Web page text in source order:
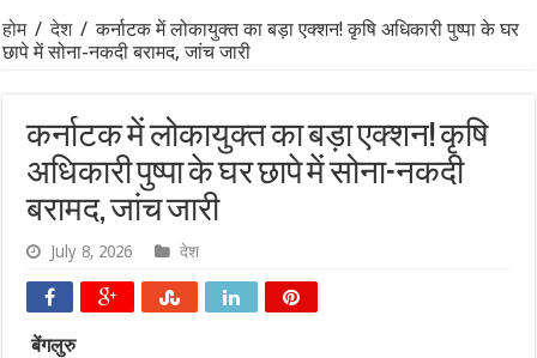
होम / देश / कर्नाटक में लोकायुक्त का बड़ा एक्शन! कृषि अधिकारी पुष्पा के घर
छापे में सोना-नकदी बरामद, जांच जारी
कर्नाटक में लोकायुक्त का बड़ा एक्शन! कृषि
अधिकारी पुष्पा के घर छापे में सोना-नकदी
बरामद, जांच जारी
July 8, 2026 देश
बेंगलुरु